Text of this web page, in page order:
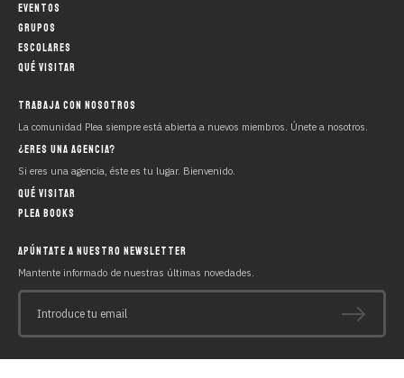
SURF XXL / OLAS GRANDES
01 sec.
EVENTOS
GRUPOS
ESCOLARES
QUÉ VISITAR
TRABAJA CON NOSOTROS
La comunidad Plea siempre está abierta a nuevos miembros. Únete a nosotros.
¿ERES UNA AGENCIA?
Si eres una agencia, éste es tu lugar. Bienvenido.
QUÉ VISITAR
PLEA BOOKS
APÚNTATE A NUESTRO NEWSLETTER
Mantente informado de nuestras últimas novedades.
Introduce tu email